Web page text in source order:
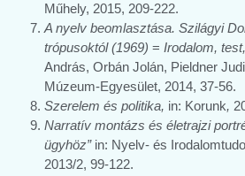
Műhely, 2015, 209-222.
A nyelv beomlasztása. Szilágyi
trópusoktól (1969) = Irodalom,
András, Orbán Jolán, Pieldner
Múzeum-Egyesület, 2014, 37-56.
Szerelem és politika, in: Korunk,
Narratív montázs és életrajzi
ügyhöz”in: Nyelv- és
2013/2, 99-122.